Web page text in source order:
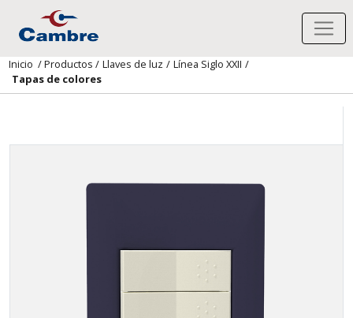
Inicio /Productos / Llaves de luz / Línea Siglo XXII /
Tapas de colores